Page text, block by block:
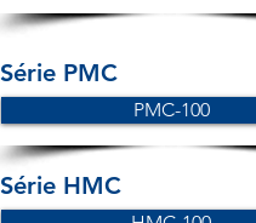
Série PMC
PMC-100
Série HMC